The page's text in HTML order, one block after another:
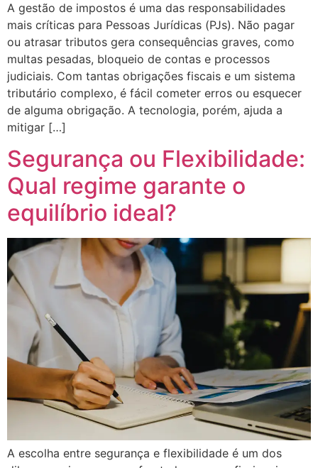
A gestão de impostos é uma das responsabilidades
mais críticas para Pessoas Jurídicas (PJs). Não pagar
ou atrasar tributos gera consequências graves, como
multas pesadas, bloqueio de contas e processos
judiciais. Com tantas obrigações fiscais e um sistema
tributário complexo, é fácil cometer erros ou esquecer
de alguma obrigação. A tecnologia, porém, ajuda a
mitigar […]
Segurança ou Flexibilidade:
Qual regime garante o
equilíbrio ideal?
A escolha entre segurança e flexibilidade é um dos